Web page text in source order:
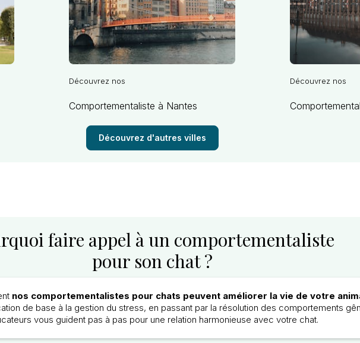
Découvrez nos
Comportementaliste à Nantes
Découvrez nos
Découvrez d'autres villes
faire appel à un comportementaliste
pour son chat ?
nos comportementalistes pour chats peuvent améliorer la vie de votre
de base à la gestion du stress, en passant par la résolution des comportements
vous guident pas à pas pour une relation harmonieuse avec votre chat.